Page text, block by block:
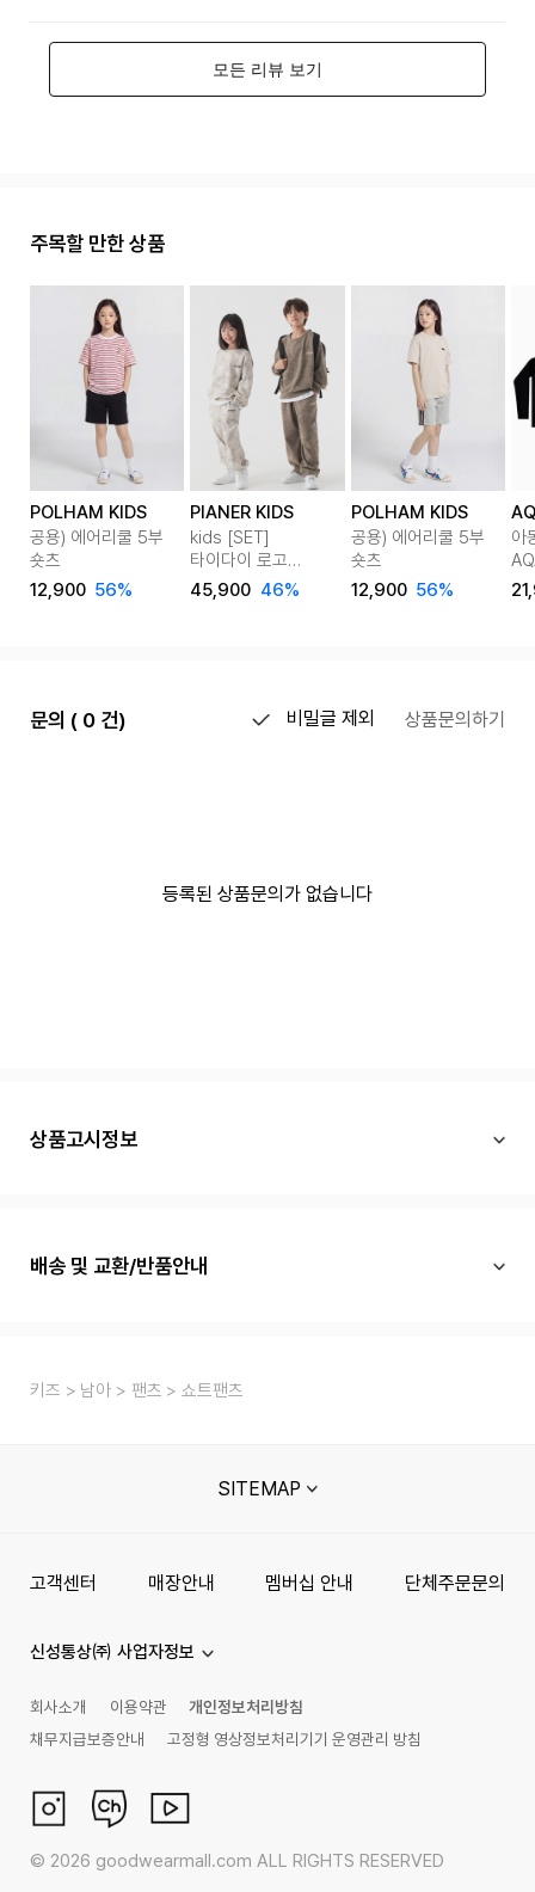
주목할 만한 상품
POLHAM KIDS
공용) 에어리쿨 5부
숏츠
12,900 56%
PIANER KIDS
kids [SET]
타이다이 로고
맨투맨&스트링 팬츠
셋업 2color
45,900 46%
POLHAM KIDS
공용) 에어리쿨 5부
숏츠
12,900 56%
아
반
문의 ( 0 건) 비밀글 제외 상품문의하기
등록된 상품문의가 없습니다
상품고시정보
배송 및 교환/반품안내
키즈 남아 팬츠 쇼트팬츠
SITEMAP
고객센터 매장안내 멤버십 안내 단체주문문의
신성통상㈜ 사업자정보
회사소개 이용약관
개인정보처리방침
채무지급보증안내
고정형 영상정보처리기기 운영관리 방침
© 2026 goodwearmall.com ALL RIGHTS RESERVED